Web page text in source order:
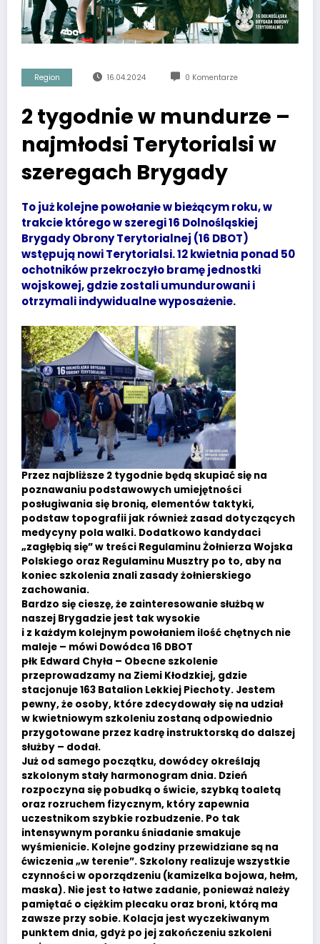
Region 16.04.2024 0 Komentarze
2 tygodnie w mundurze –
najmłodsi Terytorialsi w
szeregach Brygady
To już kolejne powołanie w bieżącym roku, w
trakcie którego w szeregi 16 Dolnośląskiej
Brygady Obrony Terytorialnej (16 DBOT)
wstępują nowi Terytorialsi. 12 kwietnia ponad 50
ochotników przekroczyło bramę jednostki
wojskowej, gdzie zostali umundurowani i
otrzymali indywidualne wyposażenie.
Przez najbliższe 2 tygodnie będą skupiać się na
poznawaniu podstawowych umiejętności
posługiwania się bronią, elementów taktyki,
podstaw topografii jak również zasad dotyczących
medycyny pola walki. Dodatkowo kandydaci
„zagłębią się” w treści Regulaminu Żołnierza Wojska
Polskiego oraz Regulaminu Musztry po to, aby na
koniec szkolenia znali zasady żołnierskiego
zachowania.
Bardzo się cieszę, że zainteresowanie służbą w
naszej Brygadzie jest tak wysokie
i z każdym kolejnym powołaniem ilość chętnych nie
maleje – mówi Dowódca 16 DBOT
płk Edward Chyła – Obecne szkolenie
przeprowadzamy na Ziemi Kłodzkiej, gdzie
stacjonuje 163 Batalion Lekkiej Piechoty. Jestem
pewny, że osoby, które zdecydowały się na udział
w kwietniowym szkoleniu zostaną odpowiednio
przygotowane przez kadrę instruktorską do dalszej
służby – dodał.
Już od samego początku, dowódcy określają
szkolonym stały harmonogram dnia. Dzień
rozpoczyna się pobudką o świcie, szybką toaletą
oraz rozruchem fizycznym, który zapewnia
uczestnikom szybkie rozbudzenie. Po tak
intensywnym poranku śniadanie smakuje
wyśmienicie. Kolejne godziny przewidziane są na
ćwiczenia „w terenie”. Szkolony realizuje wszystkie
czynności w oporządzeniu (kamizelka bojowa, hełm,
maska). Nie jest to łatwe zadanie, ponieważ należy
pamiętać o ciężkim plecaku oraz broni, którą ma
zawsze przy sobie. Kolacja jest wyczekiwanym
punktem dnia, gdyż po jej zakończeniu szkoleni